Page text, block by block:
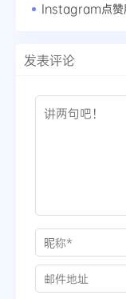
Instagram点赞
发表评论